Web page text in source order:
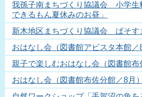
我孫子南まちづくり協議会 小学生
できるもん夏休みのお昼」
新木地区まちづくり協議会 ぱそす
おはなし会（図書館アビスタ本館／8
親子で楽しむおはなし会（図書館布
おはなし会（図書館布佐分館／8月）